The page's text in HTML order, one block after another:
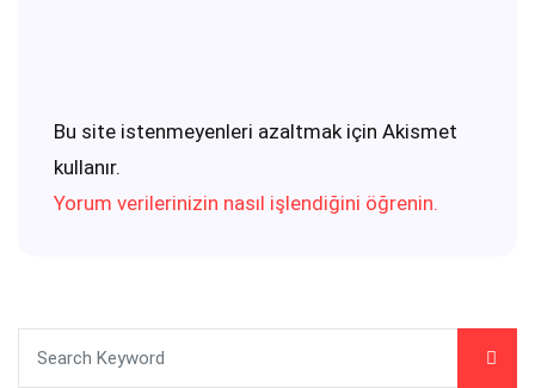
Bu site istenmeyenleri azaltmak için Akismet
kullanır.
Yorum verilerinizin nasıl işlendiğini öğrenin.